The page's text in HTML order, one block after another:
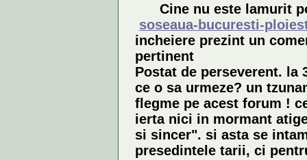
Cine nu este lamurit
soseaua-bucuresti-
incheiere prezint un
pertinent
Postat de perseverent. la
ce o sa urmeze? un
flegme pe acest forum !
ierta nici in mormant
si sincer". si asta se
presedintele tarii, ci